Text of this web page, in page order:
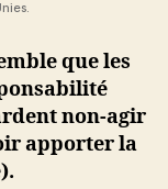
que les
non-agir
apporter la